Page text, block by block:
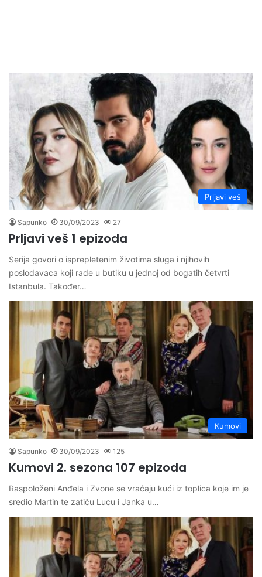
Prljavi veš
Sapunko 30/09/2023 27
Prljavi veš 1 epizoda
Serija govori o isprepletenim životima sluga i njihovih
poslodavaca koji rade u butiku u jednoj od bogatih četvrti
Istanbula. Također…
Kumovi
Sapunko 30/09/2023 125
Kumovi 2. sezona 107 epizoda
Raspoloženi Anđela i Zvone se vraćaju kući iz toplica koje im je
sredio Martin te zatiču Lucu i Janka u…